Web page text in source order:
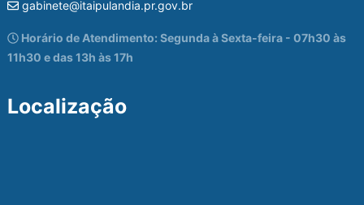
gabinete@itaipulandia.pr.gov.br
Horário de Atendimento: Segunda à Sexta-feira - 07h30 às
11h30 e das 13h às 17h
Localização